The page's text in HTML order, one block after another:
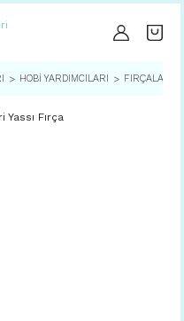
HOBİ YARDIMCILARI FIRÇALAR